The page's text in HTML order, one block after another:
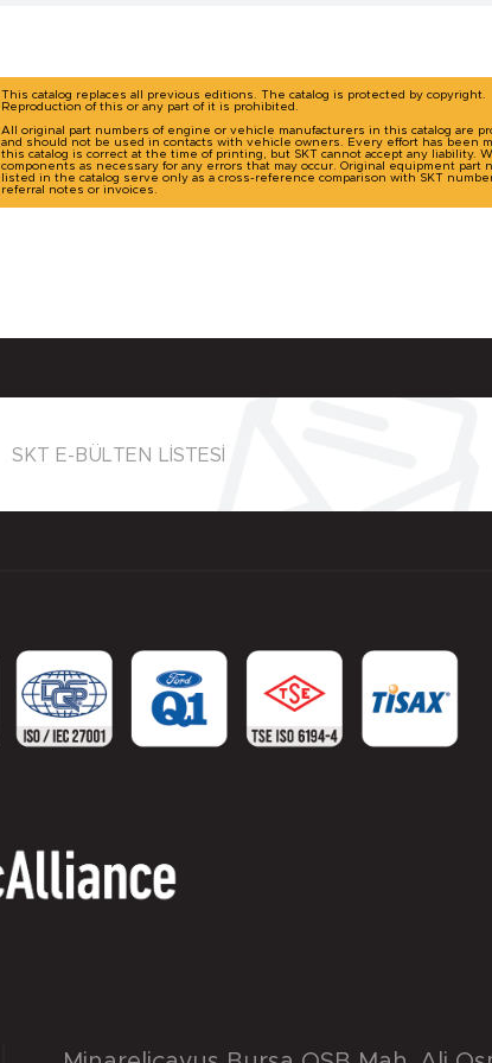
This catalog replaces all previous editions. The catalog is protected by copyright.
Reproduction of this or any part of it is prohibited.
All original part numbers of engine or vehicle manufacturers in this catalog are
and should not be used in contacts with vehicle owners. Every effort has been
this catalog is correct at the time of printing, but SKT cannot accept any liability.
components as necessary for any errors that may occur. Original equipment part
listed in the catalog serve only as a cross-reference comparison with SKT
referral notes or invoices.
SKT E-BÜLTEN LİSTESİ